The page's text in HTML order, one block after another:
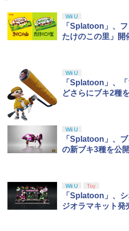
￥10,737
￥10,737
【純正品】
4
劇場版「鬼滅
窩座再来 完全
5
【
第三章 蛇神 (
￥9,900
Wii U
「Splatoon」、
たけのこの里」開
Wii U
「Splatoon」、
どさらにブキ2種
Wii U
「Splatoon」、
の新ブキ3種を公開
Wii U Toy
「Splatoon」、
ジオラマキット発